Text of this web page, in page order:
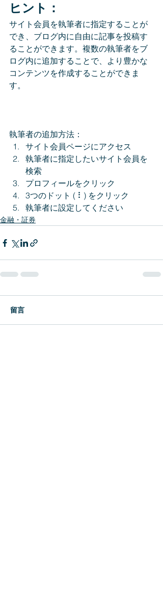
ヒント：
サイト会員を執筆者に指定することが
でき、ブログ内に自由に記事を投稿す
ることができます。複数の執筆者をブ
ログ内に追加することで、より豊かな
コンテンツを作成することができま
す。
執筆者の追加方法：
サイト会員ページにアクセス
執筆者に指定したいサイト会員を
検索
プロフィールをクリック
3つのドット ( ⠇) をクリック
執筆者に設定してください
金融・証券
留言